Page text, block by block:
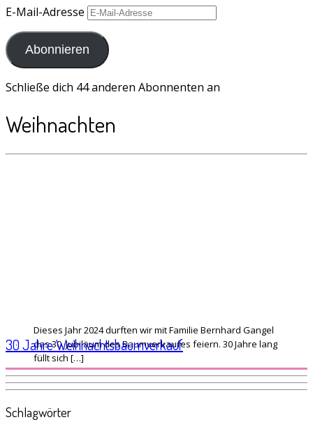
E-Mail-Adresse
Abonnieren
Schließe dich 44 anderen Abonnenten an
Weihnachten
Dieses Jahr 2024 durften wir mit Familie Bernhard Gangel
das 30. Jubiläum des Baumverkaufes feiern. 30 Jahre lang
füllt sich […]
30 Jahre Weihnachtsbaumverkauf
Schlagwörter